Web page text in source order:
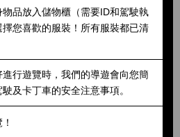
品放入儲物櫃（需要ID和駕駛執
擇您喜歡的服裝！所有服裝都已清
行遊覽時，我們的導遊會向您簡
及卡丁車的安全注意事項。